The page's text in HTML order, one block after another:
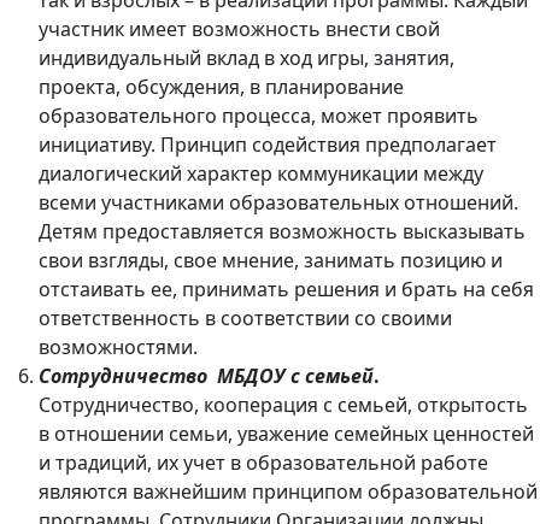
участник имеет возможность внести свой
индивидуальный вклад в ход игры, занятия,
проекта, обсуждения, в планирование
образовательного процесса, может проявить
инициативу. Принцип содействия предполагает
диалогический характер коммуникации между
всеми участниками образовательных отношений.
Детям предоставляется возможность высказывать
свои взгляды, свое мнение, занимать позицию и
отстаивать ее, принимать решения и брать на себя
ответственность в соответствии со своими
возможностями.
Сотрудничество МБДОУ с семьей.
Сотрудничество, кооперация с семьей, открытость
в отношении семьи, уважение семейных ценностей
и традиций, их учет в образовательной работе
являются важнейшим принципом образовательной